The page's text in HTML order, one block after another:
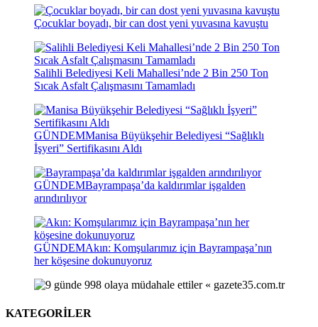
Çocuklar boyadı, bir can dost yeni yuvasına kavuştu
Salihli Belediyesi Keli Mahallesi’nde 2 Bin 250 Ton
Sıcak Asfalt Çalışmasını Tamamladı
GÜNDEMManisa Büyükşehir Belediyesi “Sağlıklı
İşyeri” Sertifikasını Aldı
GÜNDEMBayrampaşa’da kaldırımlar işgalden
arındırılıyor
GÜNDEMAkın: Komşularımız için Bayrampaşa’nın
her köşesine dokunuyoruz
KATEGORİLER